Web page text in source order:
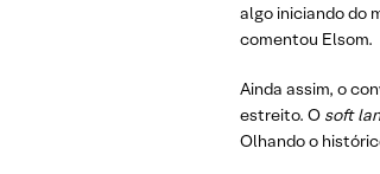
algo iniciando do
comentou Elsom.
Ainda assim, o
estreito. O soft
Olhando o